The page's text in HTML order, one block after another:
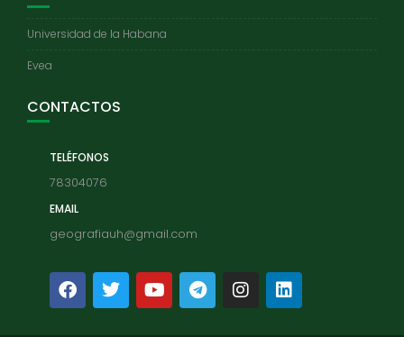
Universidad de la Habana
Evea
CONTACTOS
TELÉFONOS
78304076
EMAIL
geografiauh@gmail.com